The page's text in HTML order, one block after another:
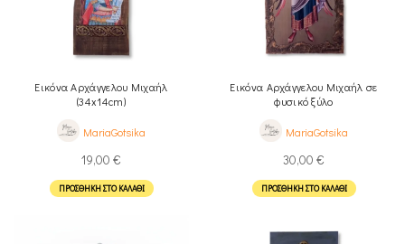
Εικόνα Αρχάγγελου Μιχαήλ
(34x14cm)
MariaGotsika
19,00 €
ΠΡΟΣΘΉΚΗ ΣΤΟ ΚΑΛΆΘΙ
Εικόνα Αρχάγγελου Μιχαήλ σε
φυσικό ξύλο
MariaGotsika
30,00 €
ΠΡΟΣΘΉΚΗ ΣΤΟ ΚΑΛΆΘΙ